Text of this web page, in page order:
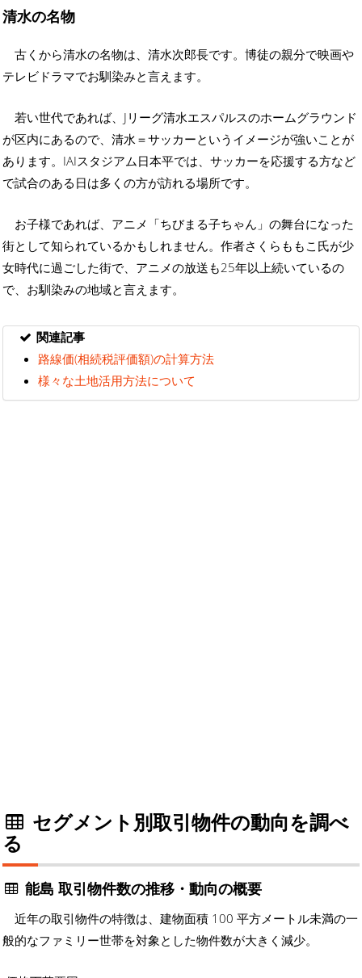
清水の名物
古くから清水の名物は、清水次郎長です。博徒の親分で映画や
テレビドラマでお馴染みと言えます。
若い世代であれば、Jリーグ清水エスパルスのホームグラウンド
が区内にあるので、清水＝サッカーというイメージが強いことが
あります。IAIスタジアム日本平では、サッカーを応援する方など
で試合のある日は多くの方が訪れる場所です。
お子様であれば、アニメ「ちびまる子ちゃん」の舞台になった
街として知られているかもしれません。作者さくらももこ氏が少
女時代に過ごした街で、アニメの放送も25年以上続いているの
で、お馴染みの地域と言えます。
関連記事
路線価(相続税評価額)の計算方法
様々な土地活用方法について
セグメント別取引物件の動向を調べ
る
能島 取引物件数の推移・動向の概要
近年の取引物件の特徴は、建物面積 100 平方メートル未満の一
般的なファミリー世帯を対象とした物件数が大きく減少。